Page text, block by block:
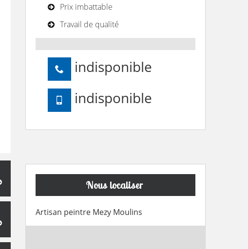
Prix imbattable
Travail de qualité
indisponible
indisponible
Nous localiser
Artisan peintre Mezy Moulins